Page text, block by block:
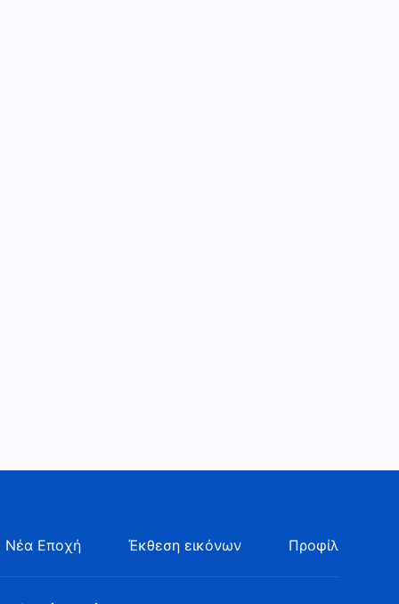
Νέα Εποχή Έκθεση εικόνων Προφίλ